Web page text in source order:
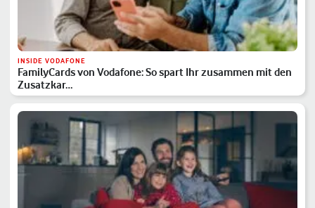
INSIDE VODAFONE
FamilyCards von Vodafone: So spart Ihr zusammen mit den
Zusatzkar…